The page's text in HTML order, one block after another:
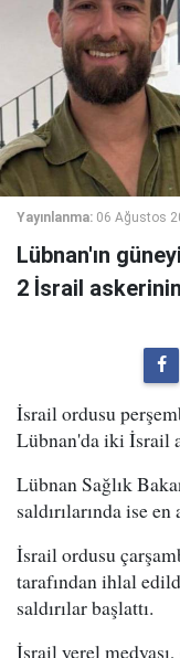
Yayınlanma: 06 Ağustos
Lübnan'ın
2 İsrail
İsrail ordusu
Lübnan'da iki İsrail
Lübnan Sağlık
saldırılarında ise
İsrail ordusu
tarafından ihlal
saldırılar başlattı.
İsrail yerel